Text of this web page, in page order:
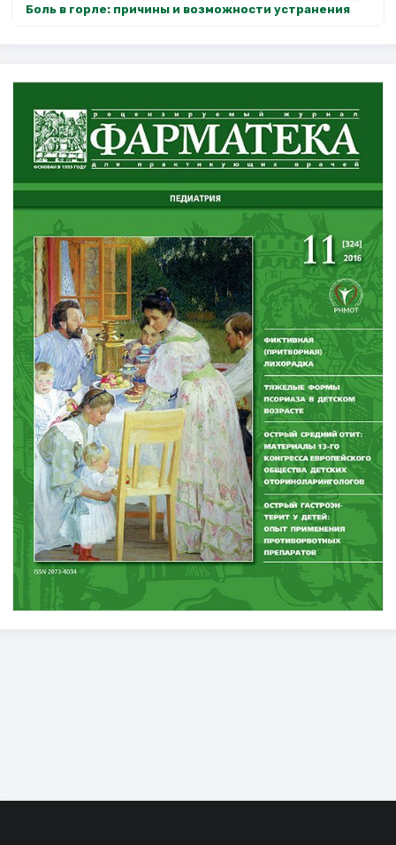
Боль в горле: причины и возможности устранения